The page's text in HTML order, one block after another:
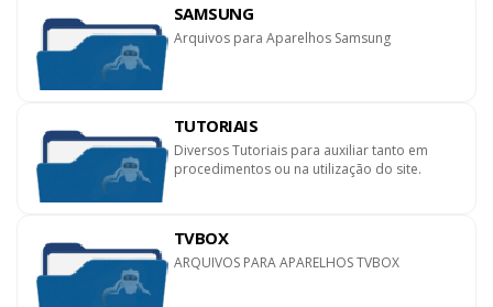
SAMSUNG
Arquivos para Aparelhos Samsung
TUTORIAIS
Diversos Tutoriais para auxiliar tanto em
procedimentos ou na utilização do site.
TVBOX
ARQUIVOS PARA APARELHOS TVBOX